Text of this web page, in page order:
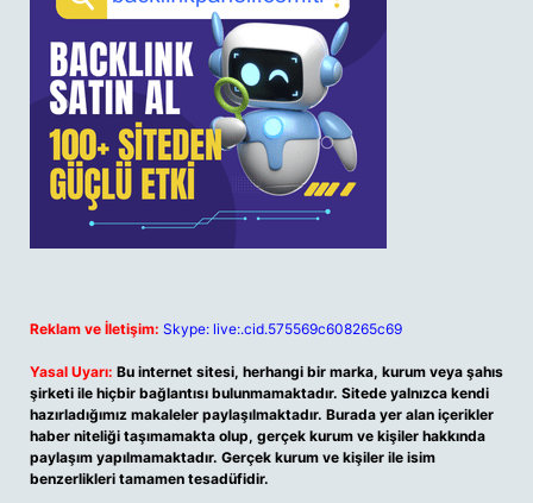
Reklam ve İletişim: Skype: live:.cid.575569c608265c69
Yasal Uyarı: Bu internet sitesi, herhangi bir marka, kurum veya şahıs
şirketi ile hiçbir bağlantısı bulunmamaktadır. Sitede yalnızca kendi
hazırladığımız makaleler paylaşılmaktadır. Burada yer alan içerikler
haber niteliği taşımamakta olup, gerçek kurum ve kişiler hakkında
paylaşım yapılmamaktadır. Gerçek kurum ve kişiler ile isim
benzerlikleri tamamen tesadüfidir.